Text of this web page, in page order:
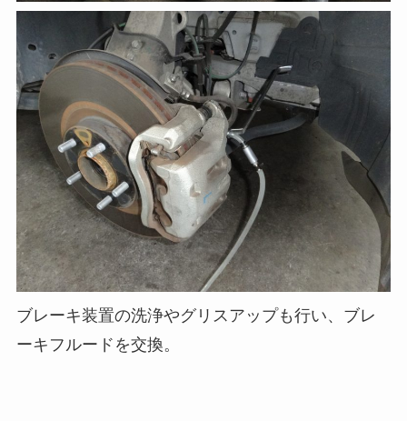
ブレーキ装置の洗浄やグリスアップも行い、ブレ
ーキフルードを交換。